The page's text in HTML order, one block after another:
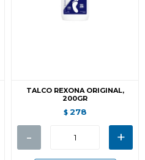
TALCO REXONA ORIGINAL,
200GR
$ 278
- +